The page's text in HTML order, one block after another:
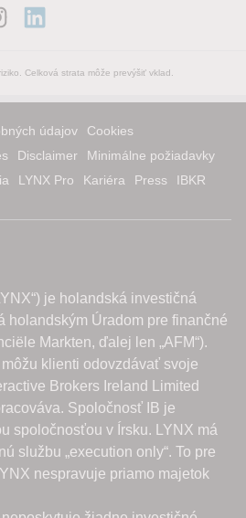
Celková strata môže prevýšiť vklad.
údajov
Cookies
Disclaimer
Minimálne požiadavky
LYNX Pro Kariéra Press
IBKR